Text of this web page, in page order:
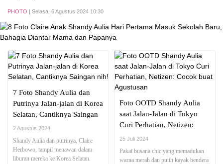
PHOTO | Selasa, 6 Agustus 2024 10:30
7 Foto Shandy Aulia dan
Putrinya Jalan-jalan di Korea
Selatan, Cantiknya Saingan
nih!
2 Agustus 2024
Shandy Aulia dan putrinya, Claire
Herbowo, tampil menawan dalam
liburan mereka ke Korea Selatan.
Foto OOTD Shandy Aulia
saat Jalan-Jalan di Tokyo
Curi Perhatian, Netizen:
Cocok buat Agustusan
25 Juli 2024
Pakai busana chic yang memadukan
warna merah dan putih kayak bendera